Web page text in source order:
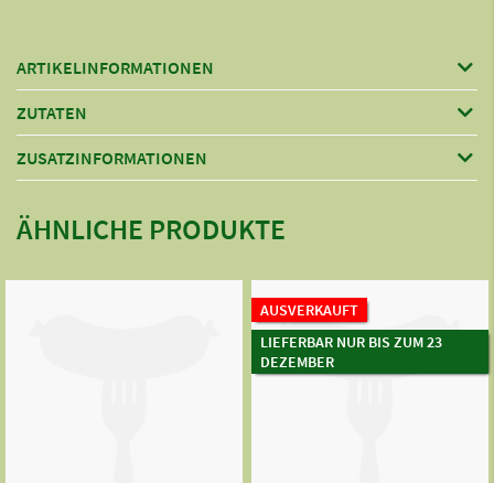
ARTIKELINFORMATIONEN
ZUTATEN
ZUSATZINFORMATIONEN
ÄHNLICHE PRODUKTE
AUSVERKAUFT
LIEFERBAR NUR BIS ZUM 23
DEZEMBER